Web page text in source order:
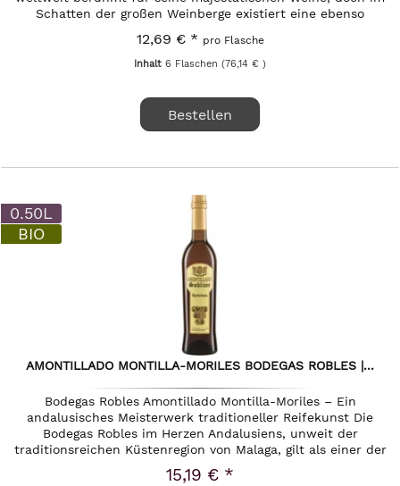
Schatten der großen Weinberge existiert eine ebenso
12,69 € * pro Flasche
Inhalt6 Flaschen(76,14 € )
Bestellen
0.50L
BIO
AMONTILLADO MONTILLA-MORILES BODEGAS ROBLES |...
Bodegas Robles Amontillado Montilla-Moriles – Ein
andalusisches Meisterwerk traditioneller Reifekunst Die
Bodegas Robles im Herzen Andalusiens, unweit der
traditionsreichen Küstenregion von Malaga, gilt als einer der
unangefochtenen...
15,19 € *